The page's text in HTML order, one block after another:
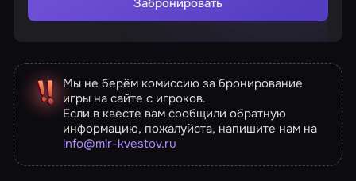
Забронировать
Мы не берём комиссию за бронирование
игры на сайте с игроков.
Если в квесте вам сообщили обратную
информацию, пожалуйста, напишите нам на
info@mir-kvestov.ru